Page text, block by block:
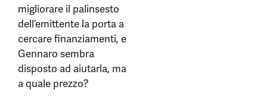
migliorare il palinsesto
dell’emittente la porta a
cercare finanziamenti, e
Gennaro sembra
disposto ad aiutarla, ma
a quale prezzo?